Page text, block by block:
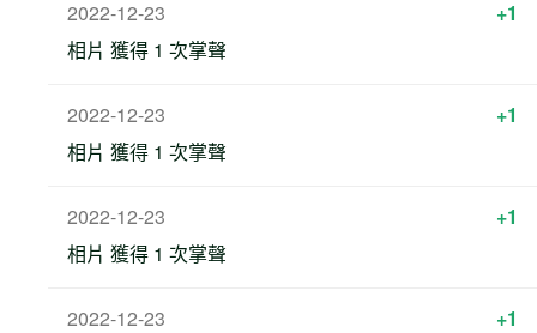
2022-12-23
+1
相片 獲得 1 次掌聲
2022-12-23
+1
相片 獲得 1 次掌聲
2022-12-23
+1
相片 獲得 1 次掌聲
2022-12-23
+1